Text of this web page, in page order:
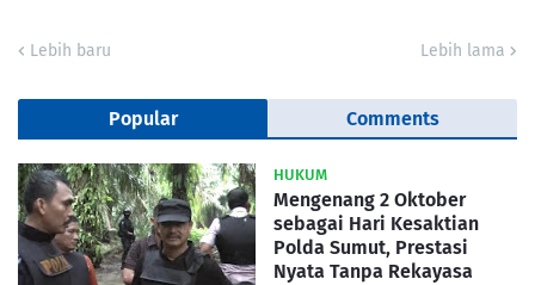
Lebih baru Lebih lama
Popular Comments
HUKUM
Mengenang 2 Oktober
sebagai Hari Kesaktian
Polda Sumut, Prestasi
Nyata Tanpa Rekayasa